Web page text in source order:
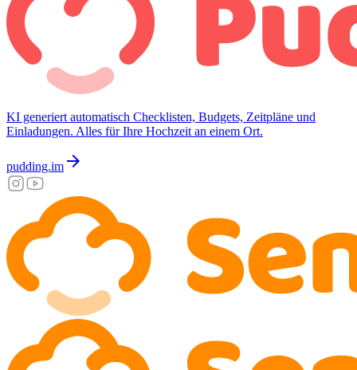
KI generiert automatisch Checklisten, Budgets, Zeitpläne und
Einladungen. Alles für Ihre Hochzeit an einem Ort.
pudding.im arrow_forward